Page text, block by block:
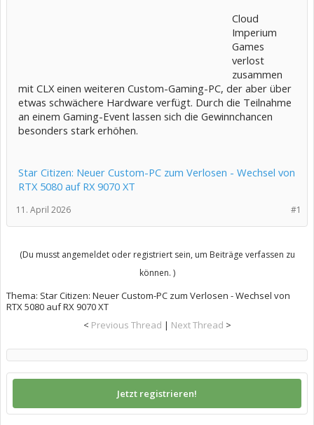
Cloud
Imperium
Games
verlost
zusammen
mit CLX einen weiteren Custom-Gaming-PC, der aber über
etwas schwächere Hardware verfügt. Durch die Teilnahme
an einem Gaming-Event lassen sich die Gewinnchancen
besonders stark erhöhen.
Star Citizen: Neuer Custom-PC zum Verlosen - Wechsel von
RTX 5080 auf RX 9070 XT
#1
11. April 2026
(Du musst angemeldet oder registriert sein, um Beiträge verfassen zu
können. )
Thema: Star Citizen: Neuer Custom-PC zum Verlosen - Wechsel von
RTX 5080 auf RX 9070 XT
< Previous Thread | Next Thread >
Jetzt registrieren!